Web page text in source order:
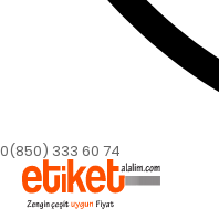
0(850) 333 60 74